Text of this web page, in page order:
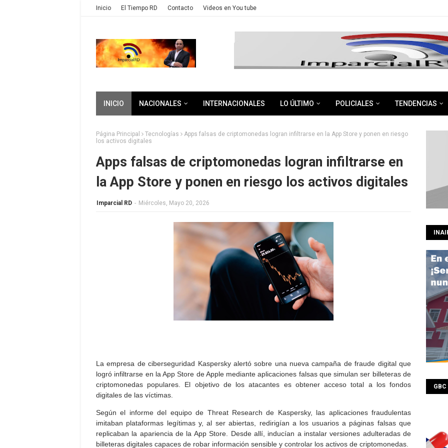
Inicio El Tiempo RD Contacto Videos en You tube
INICIO NACIONALES INTERNACIONALES LO ÚLTIMO POLICIALES TENDENCIAS
Página Principal Tecnologías
Apps falsas de criptomonedas logran infiltrarse en la App Store y ponen en riesgo
los activos digitales
Apps falsas de criptomonedas logran infiltrarse en
la App Store y ponen en riesgo los activos digitales
Imparcial RD - Miércoles, Mayo 20, 2026
La empresa de ciberseguridad Kasperskyalertó sobre una nueva campaña de fraude digital que
logró infiltrarse en la App Store deApplemediante aplicaciones falsas que simulan ser billeteras de
criptomonedas populares. El objetivo de los atacantes es obtener acceso total a los fondos
digitales de las víctimas.
Según el informe del equipo de Threat Research de Kaspersky, las aplicaciones fraudulentas
imitaban plataformas legítimas y, al ser abiertas, redirigían a los usuarios a páginas falsas que
replicaban la apariencia de la App Store. Desde allí, inducían a instalar versiones adulteradas de
billeteras digitales capaces de robar información sensible y controlar los activos de criptomonedas.
GBC